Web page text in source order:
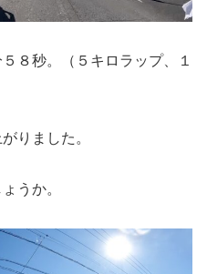
８秒。（５キロラップ、１
りました。
うか。